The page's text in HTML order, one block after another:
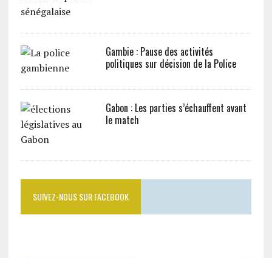
Gambie : Pause des activités
politiques sur décision de la Police
Gabon : Les parties s’échauffent avant
le match
SUIVEZ-NOUS SUR FACEBOOK